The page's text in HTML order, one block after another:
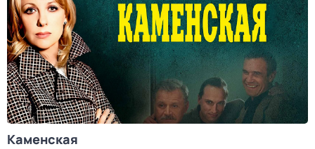
Каменская